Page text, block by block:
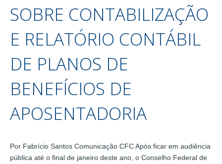
SOBRE CONTABILIZAÇÃO
E RELATÓRIO CONTÁBIL
DE PLANOS DE
BENEFÍCIOS DE
APOSENTADORIA
Por Fabrício Santos Comunicação CFC Após ficar em audiência
pública até o final de janeiro deste ano, o Conselho Federal de